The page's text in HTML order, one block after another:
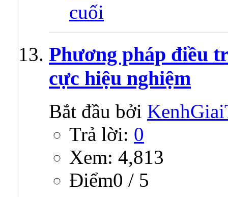
Phương pháp điều
cực hiệu nghiệm
Bắt đầu bởi
Trả lời: 0
Xem: 4,813
Ðiểm0 / 5